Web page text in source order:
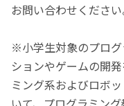
お問い合わせください
※小学生対象のプロ
ションやゲームの開
ミング系およびロボ